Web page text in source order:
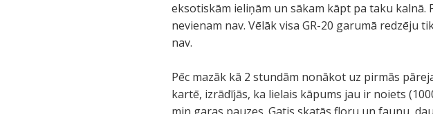
eksotiskām ieliņām un sākam kāpt pa taku kalnā.
nevienam nav. Vēlāk visa GR-20 garumā
nav.
Pēc mazāk kā 2 stundām nonākot uz pirmās
kartē, izrādījās, ka lielais kāpums jau ir noiets